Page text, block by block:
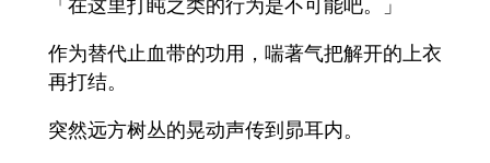
作为替代止血带的功用，喘著气把解开的上衣
再打结。
突然远方树丛的晃动声传到昴耳内。